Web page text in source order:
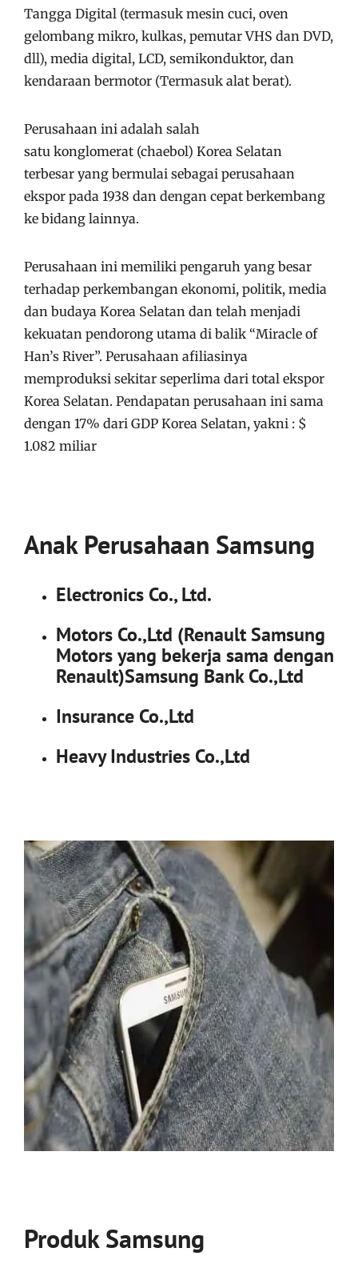
Tangga Digital (termasuk mesin cuci, oven
gelombang mikro, kulkas, pemutar VHS dan DVD,
dll), media digital, LCD, semikonduktor, dan
kendaraan bermotor (Termasuk alat berat).
Perusahaan ini adalah salah
satu konglomerat (chaebol) Korea Selatan
terbesar yang bermulai sebagai perusahaan
ekspor pada 1938 dan dengan cepat berkembang
ke bidang lainnya.
Perusahaan ini memiliki pengaruh yang besar
terhadap perkembangan ekonomi, politik, media
dan budaya Korea Selatan dan telah menjadi
kekuatan pendorong utama di balik “Miracle of
Han’s River”. Perusahaan afiliasinya
memproduksi sekitar seperlima dari total ekspor
Korea Selatan. Pendapatan perusahaan ini sama
dengan 17% dari GDP Korea Selatan, yakni : $
1.082 miliar
Anak Perusahaan Samsung
Electronics Co., Ltd.
Motors Co.,Ltd (Renault Samsung
Motors yang bekerja sama dengan
Renault)Samsung Bank Co.,Ltd
Insurance Co.,Ltd
Heavy Industries Co.,Ltd
Produk Samsung